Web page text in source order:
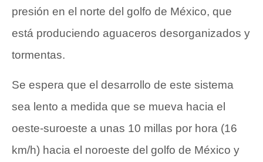
presión en el norte del golfo de México, que
está produciendo aguaceros desorganizados y
tormentas.
Se espera que el desarrollo de este sistema
sea lento a medida que se mueva hacia el
oeste-suroeste a unas 10 millas por hora (16
km/h) hacia el noroeste del golfo de México y